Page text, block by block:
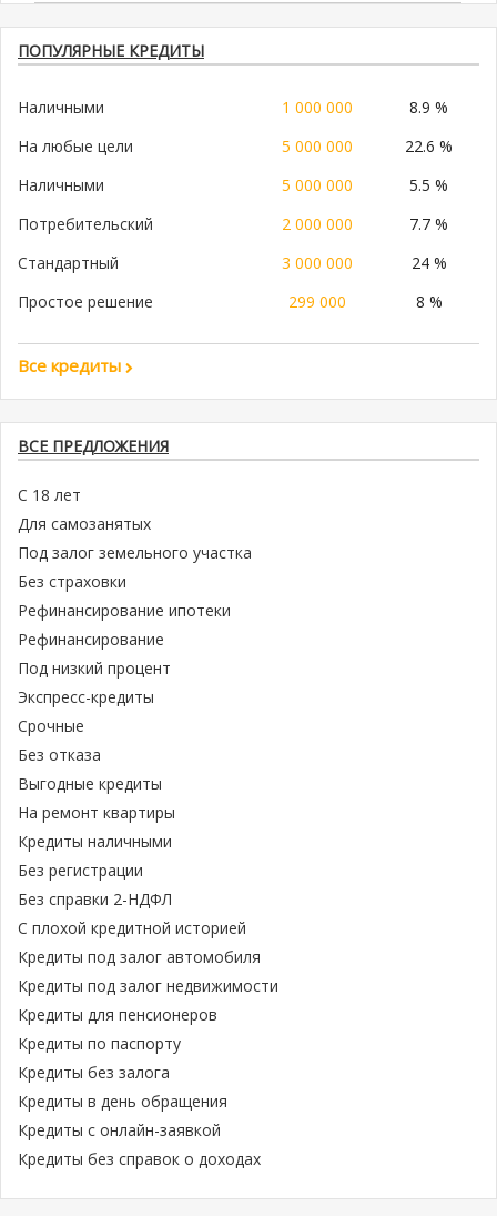
ПОПУЛЯРНЫЕ КРЕДИТЫ
Наличными 1 000 000
8.9 %
На любые цели
5 000 000
22.6 %
Наличными
5 000 000
5.5 %
Потребительский
2 000 000
7.7 %
Стандартный
3 000 000
24 %
Простое решение
299 000 8 %
Все кредиты
ВСЕ ПРЕДЛОЖЕНИЯ
С 18 лет
Для самозанятых
Под залог земельного участка
Без страховки
Рефинансирование ипотеки
Рефинансирование
Под низкий процент
Экспресс-кредиты
Срочные
Без отказа
Выгодные кредиты
На ремонт квартиры
Кредиты наличными
Без регистрации
Без справки 2-НДФЛ
С плохой кредитной историей
Кредиты под залог автомобиля
Кредиты под залог недвижимости
Кредиты для пенсионеров
Кредиты по паспорту
Кредиты без залога
Кредиты в день обращения
Кредиты с онлайн-заявкой
Кредиты без справок о доходах